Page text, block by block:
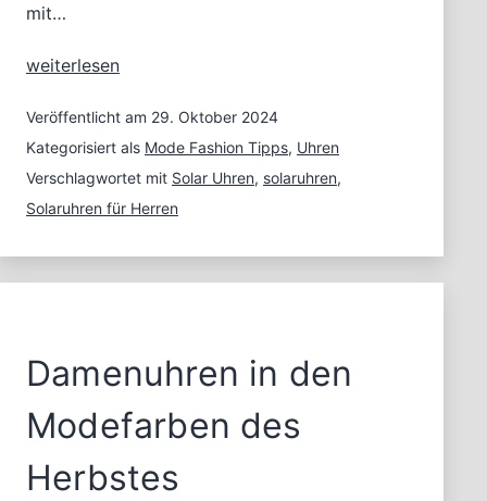
mit…
Solaruhren
die
Herren
–
Lass
Sonne
in
weiterlesen
Veröffentlicht am 29. Oktober 2024
Kategorisiert als Mode Fashion Tipps, Uhren
Verschlagwortet mit Solar Uhren, solaruhren,
Solaruhren für Herren
Damenuhren in den
Modefarben des
Herbstes